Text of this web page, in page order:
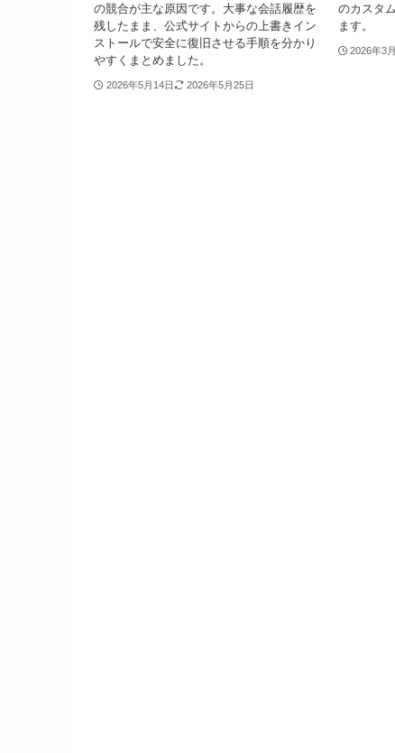
の競合が主な原因です。大事な会話履歴を
残したまま、公式サイトからの上書きイン
ストールで安全に復旧させる手順を分かり
やすくまとめました。
2026年5月14日 2026年5月25日
のカスタ
ます。
2026年3